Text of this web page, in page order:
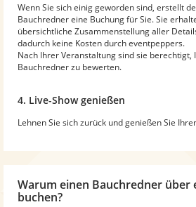
Wenn Sie sich einig geworden sind, erstellt
Bauchredner eine Buchung für Sie. Sie
übersichtliche Zusammenstellung aller
dadurch keine Kosten durch eventpeppers.
Nach Ihrer Veranstaltung sind sie berechtigt,
Bauchredner zu bewerten.
4. Live-Show genießen
Lehnen Sie sich zurück und genießen Sie
Warum einen Bauchredner über
buchen?